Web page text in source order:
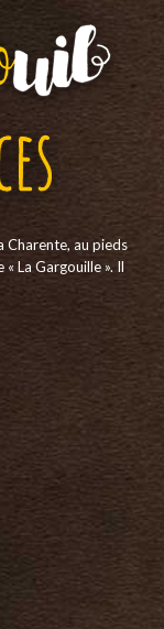
Charente, au pieds
La Gargouille ». Il